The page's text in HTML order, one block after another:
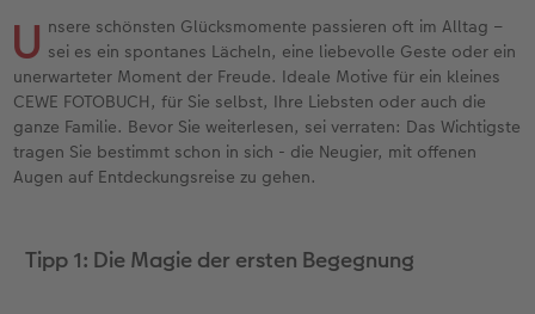
Schuber
Designvorlagen
Foto-Kochbuch
Kundenbeispiele
Webinare
Fotosticker
Fotosets
Sofortfotos
Fotos digitalisieren
Analog Services
Foto auf Holz
Hartschaum
Gallery Print
hexxas
Willkommensschild
Weitere Anlässe
Papierqualitäten
Klappkarten
Fotokarten
Postkarten
Art Prints
Handyhüllen
Faber-Castell
Haustierwelt
Geschenkideen
Neuheiten
Extras
CEWE myPhotos
Cardholder
CEWE myPhotos
Neuheiten
Geburtstagsgeschenke
Inspiration
Kundenbeispiele
U nsere schönsten Glücksmomente passieren oft im Alltag –
sei es ein spontanes Lächeln, eine liebevolle Geste oder ein
unerwarteter Moment der Freude. Ideale Motive für ein kleines
CEWE FOTOBUCH, für Sie selbst, Ihre Liebsten oder auch die
ganze Familie. Bevor Sie weiterlesen, sei verraten: Das Wichtigste
tragen Sie bestimmt schon in sich - die Neugier, mit offenen
Augen auf Entdeckungsreise zu gehen.
Tipp 1: Die Magie der ersten Begegnung